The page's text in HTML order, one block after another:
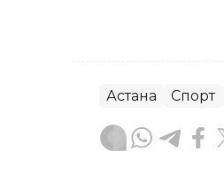
Астана Спорт